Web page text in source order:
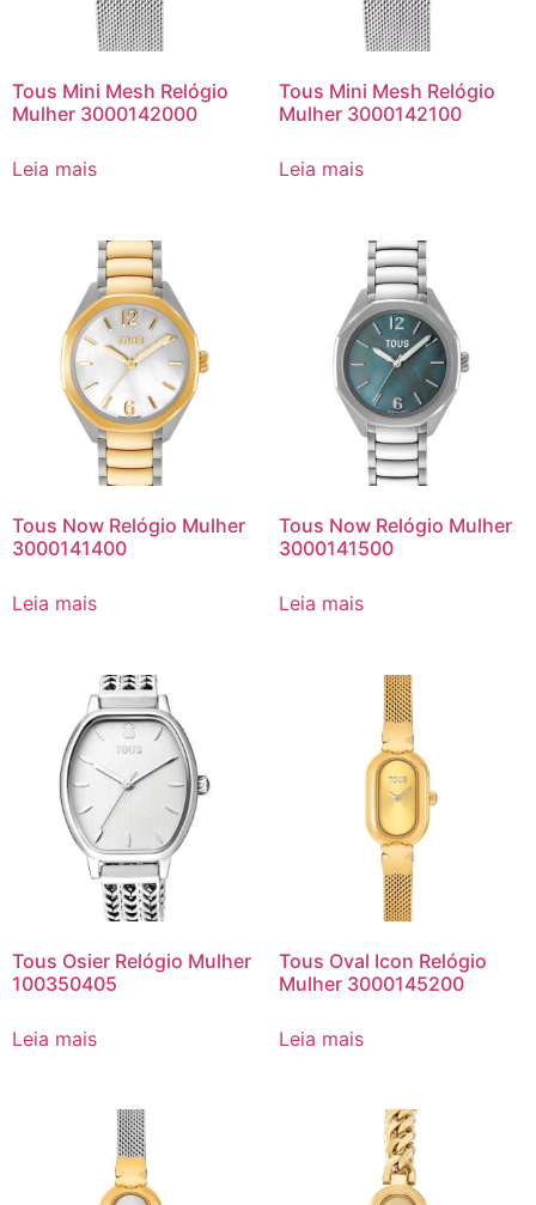
Tous Mini Mesh Relógio
Mulher 3000142000
Leia mais
Tous Mini Mesh Relógio
Mulher 3000142100
Leia mais
Tous Now Relógio Mulher
3000141400
Leia mais
Tous Now Relógio Mulher
3000141500
Leia mais
Tous Osier Relógio Mulher
100350405
Leia mais
Tous Oval Icon Relógio
Mulher 3000145200
Leia mais